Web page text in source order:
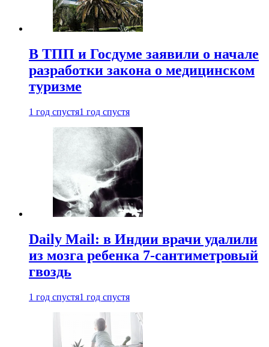
В ТПП и Госдуме заявили о начале
разработки закона о медицинском
туризме
1 год спустя1 год спустя
Daily Mail: в Индии врачи удалили
из мозга ребенка 7-сантиметровый
гвоздь
1 год спустя1 год спустя